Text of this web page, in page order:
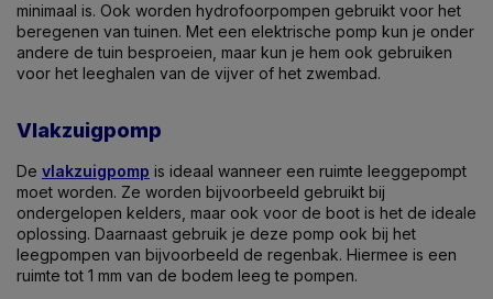
minimaal is. Ook worden hydrofoorpompen gebruikt voor het
beregenen van tuinen. Met een elektrische pomp kun je onder
andere de tuin besproeien, maar kun je hem ook gebruiken
voor het leeghalen van de vijver of het zwembad.
Vlakzuigpomp
De vlakzuigpomp is ideaal wanneer een ruimte leeggepompt
moet worden. Ze worden bijvoorbeeld gebruikt bij
ondergelopen kelders, maar ook voor de boot is het de ideale
oplossing. Daarnaast gebruik je deze pomp ook bij het
leegpompen van bijvoorbeeld de regenbak. Hiermee is een
ruimte tot 1 mm van de bodem leeg te pompen.